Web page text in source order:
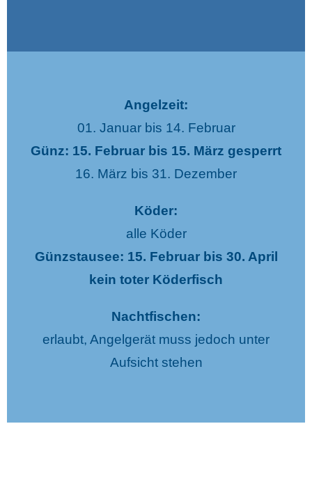
Angelzeit:
01. Januar bis 14. Februar
Günz: 15. Februar bis 15. März gesperrt
16. März bis 31. Dezember
Köder:
alle Köder
Günzstausee: 15. Februar bis 30. April
kein toter Köderfisch
Nachtfischen:
erlaubt, Angelgerät muss jedoch unter
Aufsicht stehen